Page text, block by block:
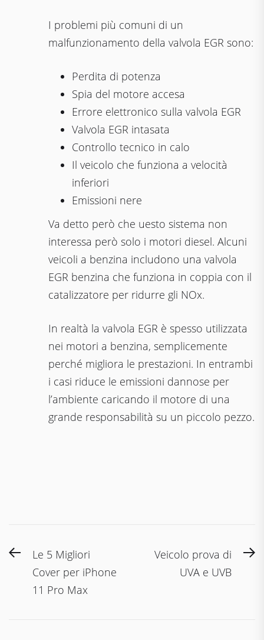
I problemi più comuni di un
malfunzionamento della valvola EGR sono:
Perdita di potenza
Spia del motore accesa
Errore elettronico sulla valvola EGR
Valvola EGR intasata
Controllo tecnico in calo
Il veicolo che funziona a velocità
inferiori
Emissioni nere
Va detto però che uesto sistema non
interessa però solo i motori diesel. Alcuni
veicoli a benzina includono una valvola
EGR benzina che funziona in coppia con il
catalizzatore per ridurre gli NOx.
In realtà la valvola EGR è spesso utilizzata
nei motori a benzina, semplicemente
perché migliora le prestazioni. In entrambi
i casi riduce le emissioni dannose per
l’ambiente caricando il motore di una
grande responsabilità su un piccolo pezzo.
Navigazione
articoli
PreviousLe 5 Migliori
Cover per iPhone
11 Pro Max
Veicolo prova di
UVA e UVB